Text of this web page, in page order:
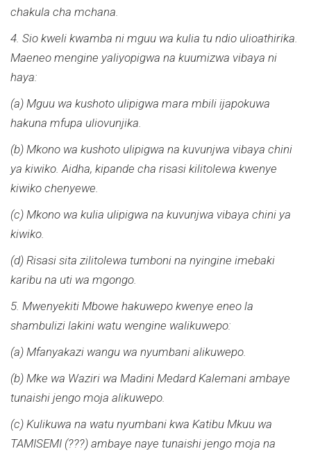
chakula cha mchana.
4. Sio kweli kwamba ni mguu wa kulia tu ndio ulioathirika.
Maeneo mengine yaliyopigwa na kuumizwa vibaya ni
haya:
(a) Mguu wa kushoto ulipigwa mara mbili ijapokuwa
hakuna mfupa uliovunjika.
(b) Mkono wa kushoto ulipigwa na kuvunjwa vibaya chini
ya kiwiko. Aidha, kipande cha risasi kilitolewa kwenye
kiwiko chenyewe.
(c) Mkono wa kulia ulipigwa na kuvunjwa vibaya chini ya
kiwiko.
(d) Risasi sita zilitolewa tumboni na nyingine imebaki
karibu na uti wa mgongo.
5. Mwenyekiti Mbowe hakuwepo kwenye eneo la
shambulizi lakini watu wengine walikuwepo:
(a) Mfanyakazi wangu wa nyumbani alikuwepo.
(b) Mke wa Waziri wa Madini Medard Kalemani ambaye
tunaishi jengo moja alikuwepo.
(c) Kulikuwa na watu nyumbani kwa Katibu Mkuu wa
TAMISEMI (???) ambaye naye tunaishi jengo moja na